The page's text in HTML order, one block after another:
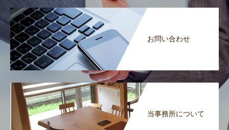
お問い合わせ
当事務所について